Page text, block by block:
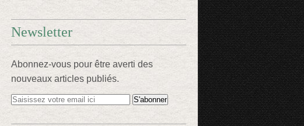
Newsletter
Abonnez-vous pour être averti des
nouveaux articles publiés.